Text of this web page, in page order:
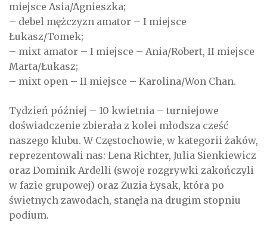
miejsce Asia/Agnieszka;
– debel mężczyzn amator – I miejsce
Łukasz/Tomek;
– mixt amator – I miejsce – Ania/Robert, II miejsce
Marta/Łukasz;
– mixt open – II miejsce – Karolina/Won Chan.
Tydzień później – 10 kwietnia – turniejowe
doświadczenie zbierała z kolei młodsza cześć
naszego klubu. W Częstochowie, w kategorii żaków,
reprezentowali nas: Lena Richter, Julia Sienkiewicz
oraz Dominik Ardelli (swoje rozgrywki zakończyli
w fazie grupowej) oraz Zuzia Łysak, która po
świetnych zawodach, stanęła na drugim stopniu
podium.